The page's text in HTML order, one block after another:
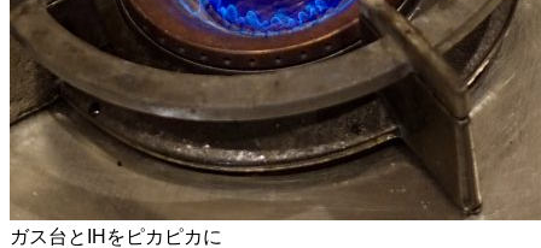
ガス台とIHをピカピカに